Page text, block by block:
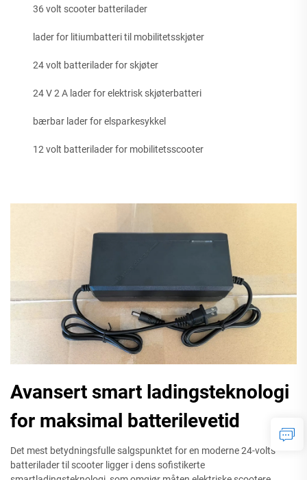
36 volt scooter batterilader
lader for litiumbatteri til mobilitetsskjøter
24 volt batterilader for skjøter
24 V 2 A lader for elektrisk skjøterbatteri
bærbar lader for elsparkesykkel
12 volt batterilader for mobilitetsscooter
Avansert smart ladingsteknologi
for maksimal batterilevetid
Det mest betydningsfulle salgspunktet for en moderne 24-volts
batterilader til scooter ligger i dens sofistikerte